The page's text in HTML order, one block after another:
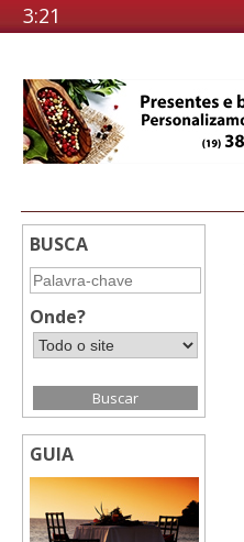
3:21
BUSCA
Onde?
GUIA